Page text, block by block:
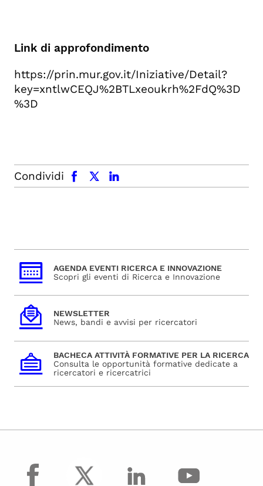
Link di approfondimento
https://prin.mur.gov.it/Iniziative/Detail?
key=xntlwCEQJ%2BTLxeoukrh%2FdQ%3D
%3D
Condividi
facebook x.com linkedin
AGENDA EVENTI RICERCA E INNOVAZIONE
Scopri gli eventi di Ricerca e Innovazione
NEWSLETTER
News, bandi e avvisi per ricercatori
BACHECA ATTIVITÀ FORMATIVE PER LA RICERCA
Consulta le opportunità formative dedicate a
ricercatori e ricercatrici
facebook